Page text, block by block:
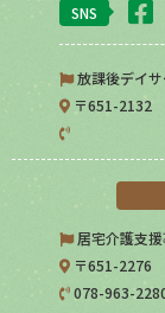
SNS
放課後デイ
〒651-2132
居宅介護支
〒651-2276
078-963-